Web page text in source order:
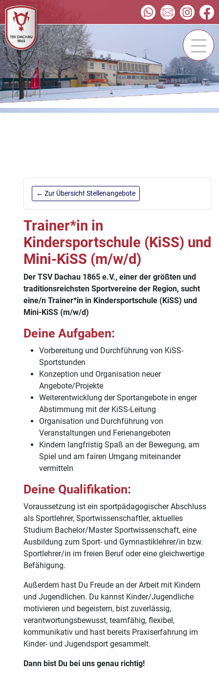
← Zur Übersicht Stellenangebote
Trainer*in in
Kindersportschule (KiSS) und
Mini-KiSS (m/w/d)
Der TSV Dachau 1865 e.V., einer der größten und
traditionsreichsten Sportvereine der Region, sucht
eine/n Trainer*in in Kindersportschule (KiSS) und
Mini-KiSS (m/w/d)
Deine Aufgaben:
Vorbereitung und Durchführung von KiSS-
Sportstunden
Konzeption und Organisation neuer
Angebote/Projekte
Weiterentwicklung der Sportangebote in enger
Abstimmung mit der KiSS-Leitung
Organisation und Durchführung von
Veranstaltungen und Ferienangeboten
Kindern langfristig Spaß an der Bewegung, am
Spiel und am fairen Umgang miteinander
vermitteln
Deine Qualifikation:
Voraussetzung ist ein sportpädagogischer Abschluss
als Sportlehrer, Sportwissenschaftler, aktuelles
Studium Bachelor/Master Sportwissenschaft, eine
Ausbildung zum Sport- und Gymnastiklehrer/in bzw.
Sportlehrer/in im freien Beruf oder eine gleichwertige
Befähigung.
Außerdem hast Du Freude an der Arbeit mit Kindern
und Jugendlichen. Du kannst Kinder/Jugendliche
motivieren und begeistern, bist zuverlässig,
verantwortungsbewusst, teamfähig, flexibel,
kommunikativ und hast bereits Praxiserfahrung im
Kinder- und Jugendsport gesammelt.
Dann bist Du bei uns genau richtig!